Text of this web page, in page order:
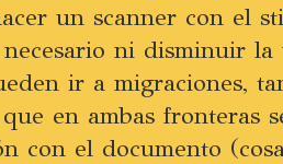
un scanner con el
necesario ni disminuir
ir a migraciones,
en ambas fronteras
con el documento